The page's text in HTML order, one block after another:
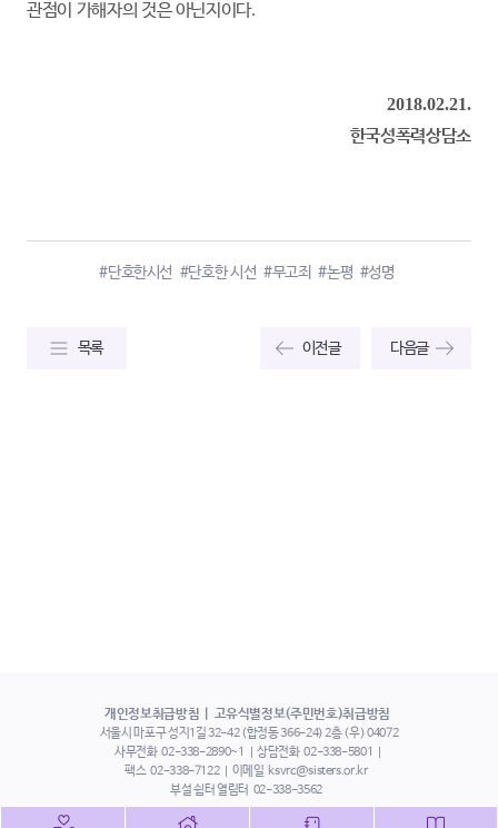
관점이 가해자의 것은 아닌지이다.
2018.02.21.
한국성폭력상담소
#단호한시선 #단호한 시선 #무고죄 #논평 #성명
목록 이전글 다음글
개인정보취급방침 고유식별정보(주민번호)취급방침
서울시 마포구 성지1길 32-42 (합정동 366-24) 2층 (우) 04072
사무전화 02-338-2890~1 상담전화 02-338-5801
팩스 02-338-7122 이메일 ksvrc@sisters.or.kr
부설 쉼터 열림터 02-338-3562